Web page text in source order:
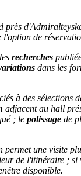
près
de
recherches
dans les
à des sélections
adjacent au hall
; le polissage de
une visite
de l'itinéraire ; si
disponible.